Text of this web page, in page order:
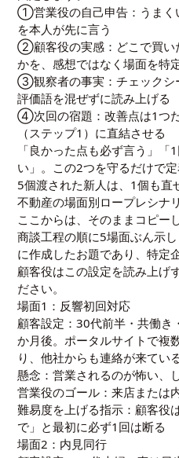
①営業役の自己申告：うまく
を本人が先に言う
②顧客役の実感：どこで買い
かを、感想ではなく場面を特
③観察者の事実：チェックシ
評価語を混ぜずに読み上げる
④次回の宿題：改善点は1つ
（ステップ1）に直結させる
「良かった点も必ず言う」
い」。この2つを守るだけで
5個渡された新人は、1個も直
不動産の場面別ロープレシナ
ここからは、そのままコピー
商談工程の順に5場面ぶん示
に作成したお題であり、特定
顧客役はこの設定を読み上げ
ださい。
場面1：反響初回対応
顧客設定：30代前半・共働き
か月後。ポータルサイトで複
り、他社からも連絡が来てい
懸念：営業されるのが怖い、
営業役のゴール：来店または
難易度を上げる指示：顧客役
で」と最初に必ず1回は断る
場面2：内見同行